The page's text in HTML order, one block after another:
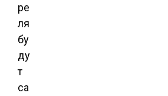
ре
ля
бу
ду
т
са